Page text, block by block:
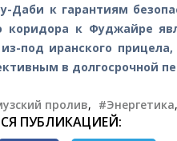
Даби к гарантиям
коридора к Фуджайре
под иранского
в долгосрочной
пролив, #Энергетика,
ПУБЛИКАЦИЕЙ: